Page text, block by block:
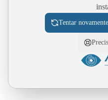
Tentar novamente